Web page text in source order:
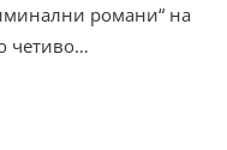
романи“ на
четиво…